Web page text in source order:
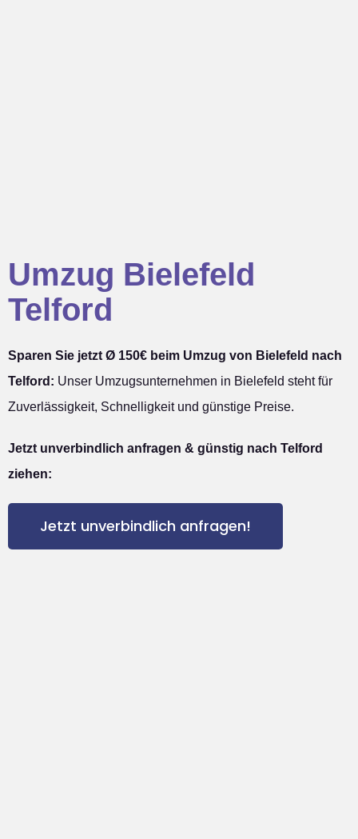
Umzug Bielefeld
Telford
Sparen Sie jetzt Ø 150€ beim Umzug von Bielefeld nach
Telford: Unser Umzugsunternehmen in Bielefeld steht für
Zuverlässigkeit, Schnelligkeit und günstige Preise.
Jetzt unverbindlich anfragen & günstig nach Telford
ziehen:
Jetzt unverbindlich anfragen!